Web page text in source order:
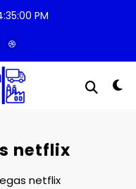
PM
netflix
netflix